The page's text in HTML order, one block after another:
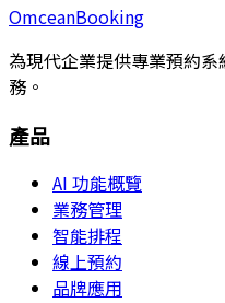
OmceanBooking
為現代企業提供專業預約
務。
產品
AI 功能概覽
業務管理
智能排程
線上預約
品牌應用